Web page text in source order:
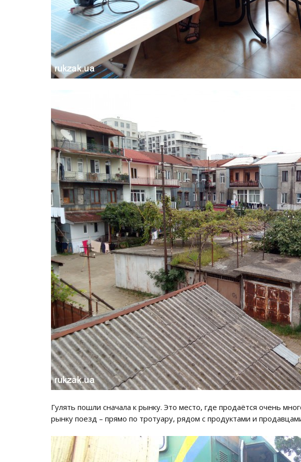
Гулять пошли сначала к рынку. Это место, где продаётся очень
рынку поезд – прямо по тротуару, рядом с продуктами и